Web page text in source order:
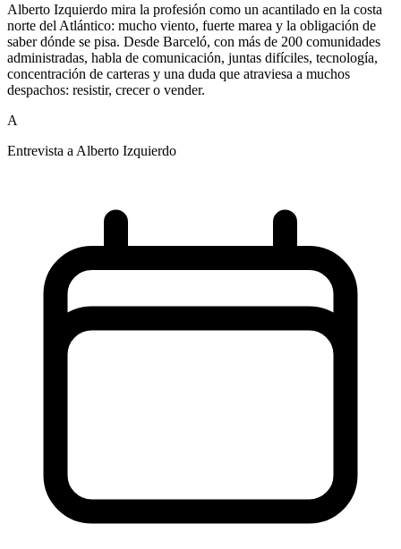
Alberto Izquierdo mira la profesión como un acantilado en la costa
norte del Atlántico: mucho viento, fuerte marea y la obligación de
saber dónde se pisa. Desde Barceló, con más de 200 comunidades
administradas, habla de comunicación, juntas difíciles, tecnología,
concentración de carteras y una duda que atraviesa a muchos
despachos: resistir, crecer o vender.
A
Entrevista a Alberto Izquierdo